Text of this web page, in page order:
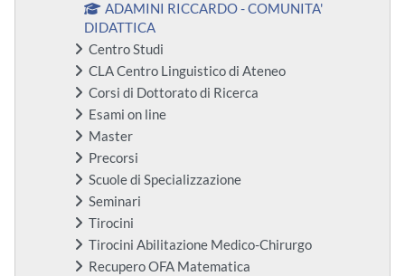
ADAMINI RICCARDO - COMUNITA'
DIDATTICA
Centro Studi
CLA Centro Linguistico di Ateneo
Corsi di Dottorato di Ricerca
Esami on line
Master
Precorsi
Scuole di Specializzazione
Seminari
Tirocini
Tirocini Abilitazione Medico-Chirurgo
Recupero OFA Matematica